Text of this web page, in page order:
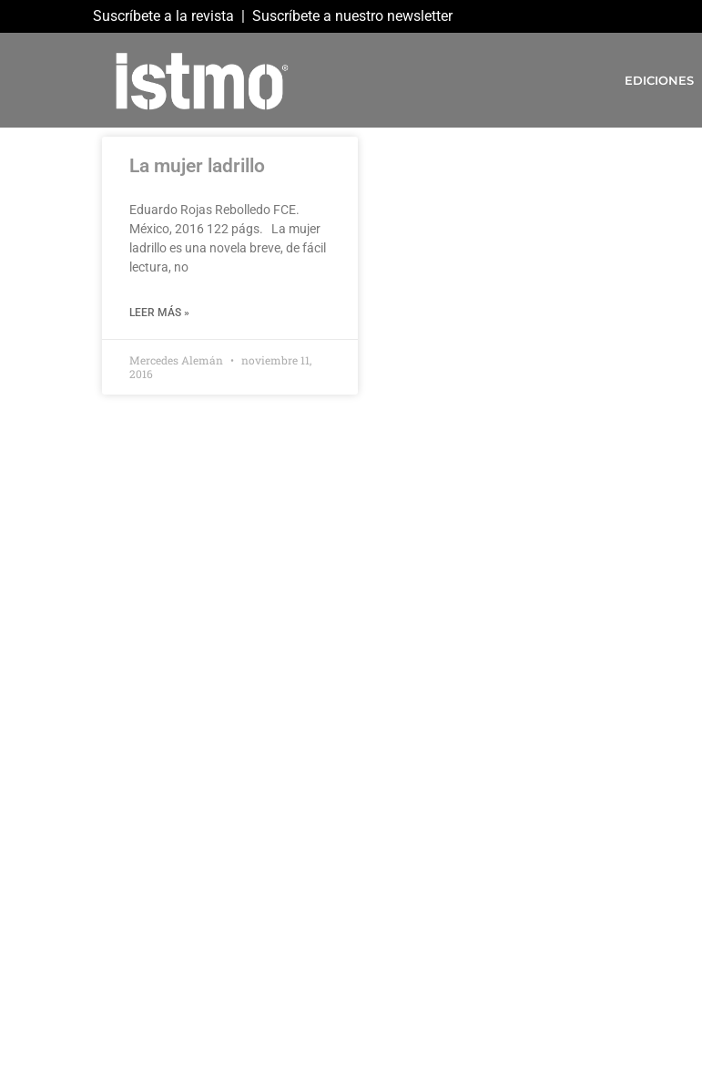
Suscríbete a la revista | Suscríbete a nuestro newsletter
EDICIONES
La mujer ladrillo
Eduardo Rojas Rebolledo FCE.
México, 2016 122 págs. La mujer
ladrillo es una novela breve, de fácil
lectura, no
LEER MÁS »
Mercedes Alemán
noviembre 11,
2016